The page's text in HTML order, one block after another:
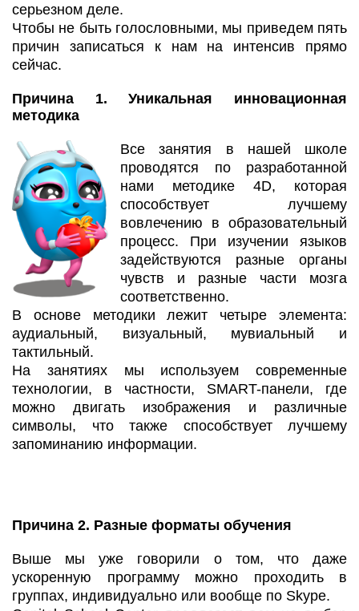
серьезном деле.
Чтобы не быть голословными, мы приведем пять
причин записаться к нам на интенсив прямо
сейчас.
Причина 1. Уникальная инновационная
методика
Все занятия в нашей школе
проводятся по разработанной
нами методике 4D, которая
способствует лучшему
вовлечению в образовательный
процесс. При изучении языков
задействуются разные органы
чувств и разные части мозга
соответственно.
В основе методики лежит четыре элемента:
аудиальный, визуальный, мувиальный и
тактильный.
На занятиях мы используем современные
технологии, в частности, SMART-панели, где
можно двигать изображения и различные
символы, что также способствует лучшему
запоминанию информации.
Причина 2. Разные форматы обучения
Выше мы уже говорили о том, что даже
ускоренную программу можно проходить в
группах, индивидуально или вообще по Skype.